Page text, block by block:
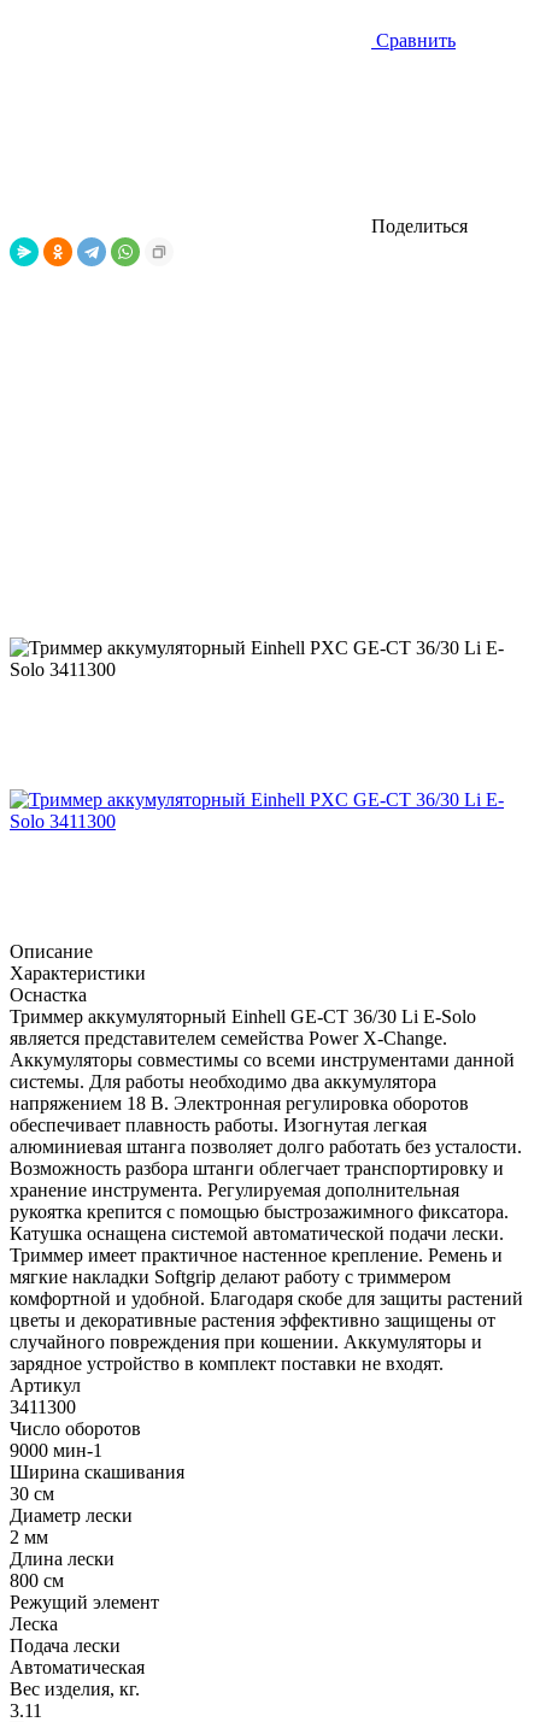
Сравнить
Поделиться
Описание
Характеристики
Оснастка
Триммер аккумуляторный Einhell GE-CT 36/30 Li E-Solo
является представителем семейства Power X-Change.
Аккумуляторы совместимы со всеми инструментами данной
системы. Для работы необходимо два аккумулятора
напряжением 18 В. Электронная регулировка оборотов
обеспечивает плавность работы. Изогнутая легкая
алюминиевая штанга позволяет долго работать без усталости.
Возможность разбора штанги облегчает транспортировку и
хранение инструмента. Регулируемая дополнительная
рукоятка крепится с помощью быстрозажимного фиксатора.
Катушка оснащена системой автоматической подачи лески.
Триммер имеет практичное настенное крепление. Ремень и
мягкие накладки Softgrip делают работу с триммером
комфортной и удобной. Благодаря скобе для защиты растений
цветы и декоративные растения эффективно защищены от
случайного повреждения при кошении. Аккумуляторы и
зарядное устройство в комплект поставки не входят.
Артикул
3411300
Число оборотов
9000 мин-1
Ширина скашивания
30 см
Диаметр лески
2 мм
Длина лески
800 см
Режущий элемент
Леска
Подача лески
Автоматическая
Вес изделия, кг.
3.11